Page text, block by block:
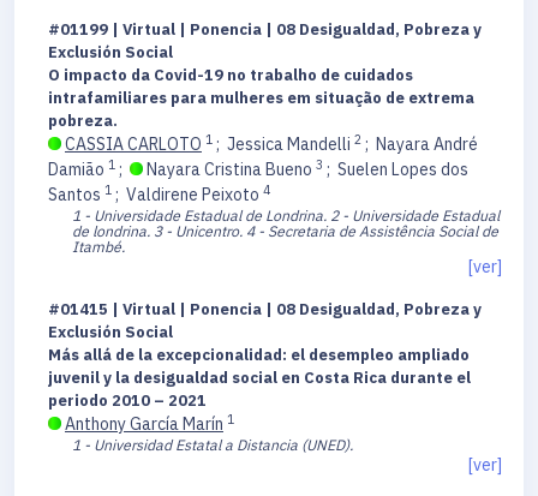
#01199 | Virtual | Ponencia | 08 Desigualdad, Pobreza y
Exclusión Social
O impacto da Covid-19 no trabalho de cuidados
intrafamiliares para mulheres em situação de extrema
pobreza.
CASSIA CARLOTO 1 ; Jessica Mandelli 2 ; Nayara André
Damião 1 ; Nayara Cristina Bueno 3 ; Suelen Lopes dos
Santos 1 ; Valdirene Peixoto 4
1 - Universidade Estadual de Londrina. 2 - Universidade Estadual
de londrina. 3 - Unicentro. 4 - Secretaria de Assistência Social de
Itambé.
[ver]
#01415 | Virtual | Ponencia | 08 Desigualdad, Pobreza y
Exclusión Social
Más allá de la excepcionalidad: el desempleo ampliado
juvenil y la desigualdad social en Costa Rica durante el
periodo 2010 – 2021
Anthony García Marín 1
1 - Universidad Estatal a Distancia (UNED).
[ver]